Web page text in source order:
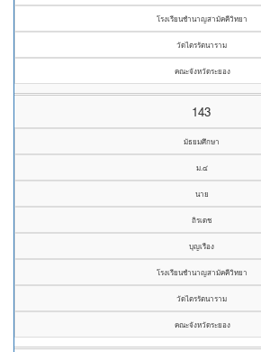
โรงเรียนชำนาญสามัคคีวิทยา
วัดไตรรัตนาราม
คณะจังหวัดระยอง
143
มัธยมศึกษา
ม.๔
นาย
ถิรเดช
บุญเรือง
โรงเรียนชำนาญสามัคคีวิทยา
วัดไตรรัตนาราม
คณะจังหวัดระยอง